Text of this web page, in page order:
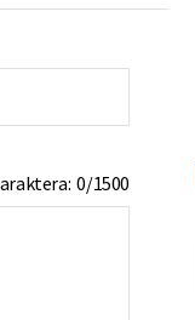
0/1500